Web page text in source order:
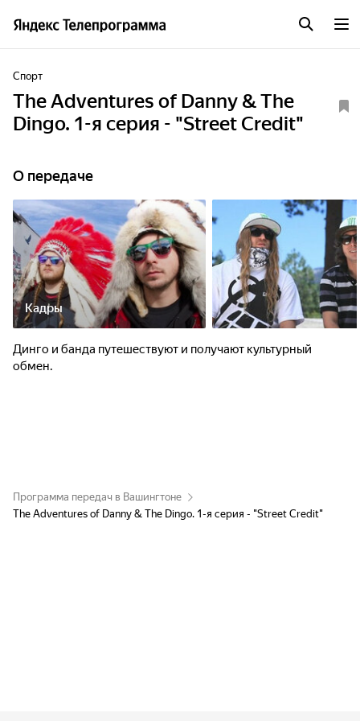
Спорт
The Adventures of Danny & The
Dingo. 1-я серия - "Street Credit"
О передаче
Кадры
Динго и банда путешествуют и получают культурный
обмен.
Программа передач в Вашингтоне
The Adventures of Danny & The Dingo. 1-я серия - "Street Credit"